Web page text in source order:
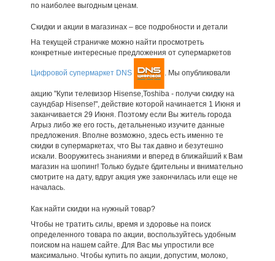
по наиболее выгодным ценам.
Скидки и акции в магазинах – все подробности и детали
На текущей страничке можно найти просмотреть
конкретные интересные предложения от супермаркетов
Цифровой супермаркет DNS . Мы опубликовали
акцию "Купи телевизор Hisense,Toshiba - получи скидку на
саундбар Hisense!", действие которой начинается 1 Июня и
заканчивается 29 Июня. Поэтому если Вы житель города
Агрыз либо же его гость, детальненько изучите данные
предложения. Вполне возможно, здесь есть именно те
скидки в супермаркетах, что Вы так давно и безутешно
искали. Вооружитесь знаниями и вперед в ближайший к Вам
магазин на шопинг! Только будьте бдительны и внимательно
смотрите на дату, вдруг акция уже закончилась или еще не
началась.
Как найти скидки на нужный товар?
Чтобы не тратить силы, время и здоровье на поиск
определенного товара по акции, воспользуйтесь удобным
поиском на нашем сайте. Для Вас мы упростили все
максимально. Чтобы купить по акции, допустим, молоко,